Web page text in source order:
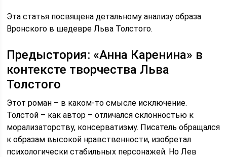
Эта статья посвящена детальному анализу образа
Вронского в шедевре Льва Толстого.
Предыстория: «Анна Каренина» в
контексте творчества Льва
Толстого
Этот роман – в каком-то смысле исключение.
Толстой – как автор – отличался склонностью к
морализаторству, консерватизму. Писатель обращался
к образам высокой нравственности, изобретал
психологически стабильных персонажей. Но Лев